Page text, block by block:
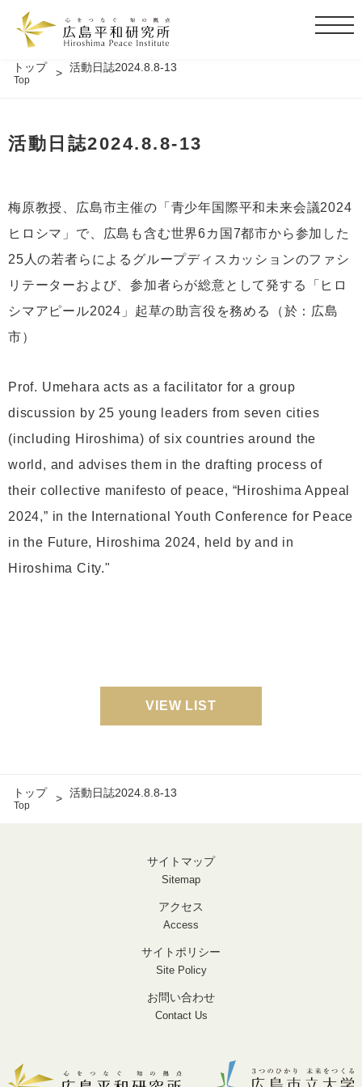
t
a
t
n
トップ
Top
活動日誌2024.8.8-13
活動日誌2024.8.8-13
梅原教授、広島市主催の「青少年国際平和未来会議2024
ヒロシマ」で、広島も含む世界6カ国7都市から参加した
25人の若者らによるグループディスカッションのファシ
リテーターおよび、参加者らが総意として発する「ヒロ
シマアピール2024」起草の助言役を務める（於：広島
市）
Prof. Umehara acts as a facilitator for a group
discussion by 25 young leaders from seven cities
(including Hiroshima) of six countries around the
world, and advises them in the drafting process of
their collective manifesto of peace, “Hiroshima Appeal
2024,” in the International Youth Conference for Peace
in the Future, Hiroshima 2024, held by and in
Hiroshima City."
VIEW LIST
トップ
Top
活動日誌2024.8.8-13
サイトマップ
Sitemap
アクセス
Access
サイトポリシー
Site Policy
お問い合わせ
Contact Us